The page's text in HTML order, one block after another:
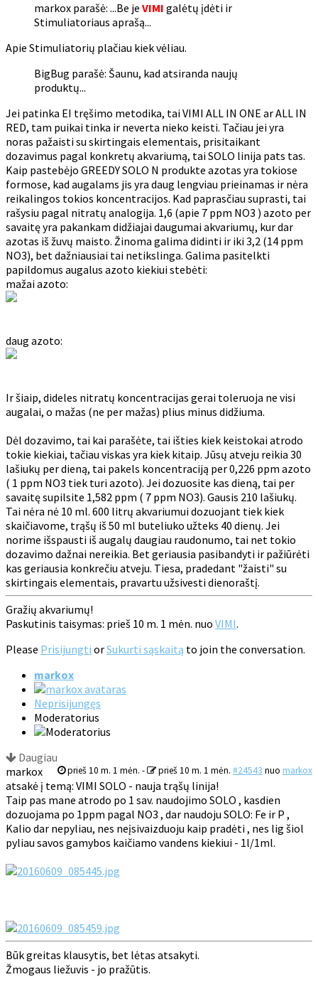
markox parašė: ...Be je VIMI galėtų įdėti ir
Stimuliatoriaus aprašą...
Apie Stimuliatorių plačiau kiek vėliau.
BigBug parašė: Šaunu, kad atsiranda naujų
produktų...
Jei patinka EI tręšimo metodika, tai VIMI ALL IN ONE ar ALL IN
RED, tam puikai tinka ir neverta nieko keisti. Tačiau jei yra
noras pažaisti su skirtingais elementais, prisitaikant
dozavimus pagal konkretų akvariumą, tai SOLO linija pats tas.
Kaip pastebėjo GREEDY SOLO N produkte azotas yra tokiose
formose, kad augalams jis yra daug lengviau prieinamas ir nėra
reikalingos tokios koncentracijos. Kad paprasčiau suprasti, tai
rašysiu pagal nitratų analogija. 1,6 (apie 7 ppm NO3 ) azoto per
savaitę yra pakankam didžiajai daugumai akvariumų, kur dar
azotas iš žuvų maisto. Žinoma galima didinti ir iki 3,2 (14 ppm
NO3), bet dažniausiai tai netikslinga. Galima pasitelkti
papildomus augalus azoto kiekiui stebėti:
mažai azoto:
daug azoto:
Ir šiaip, dideles nitratų koncentracijas gerai toleruoja ne visi
augalai, o mažas (ne per mažas) plius minus didžiuma.
Dėl dozavimo, tai kai parašėte, tai išties kiek keistokai atrodo
tokie kiekiai, tačiau viskas yra kiek kitaip. Jūsų atveju reikia 30
lašiukų per dieną, tai pakels koncentraciją per 0,226 ppm azoto
( 1 ppm NO3 tiek turi azoto). Jei dozuosite kas dieną, tai per
savaitę supilsite 1,582 ppm ( 7 ppm NO3). Gausis 210 lašiukų.
Tai nėra nė 10 ml. 600 litrų akvariumui dozuojant tiek kiek
skaičiavome, trąšų iš 50 ml buteliuko užteks 40 dienų. Jei
norime išspausti iš augalų daugiau raudonumo, tai net tokio
dozavimo dažnai nereikia. Bet geriausia pasibandyti ir pažiūrėti
kas geriausia konkrečiu atveju. Tiesa, pradedant "žaisti" su
skirtingais elementais, pravartu užsivesti dienoraštį.
Gražių akvariumų!
Paskutinis taisymas: prieš 10 m. 1 mėn. nuo VIMI.
Please Prisijungti orSukurti sąskaitą to join the conversation.
markox
Neprisijungęs
Moderatorius
Daugiau
prieš 10 m. 1 mėn. - prieš 10 m. 1 mėn. #24543 nuo markox
markox
atsakė į temą: VIMI SOLO - nauja trąšų linija!
Taip pas mane atrodo po 1 sav. naudojimo SOLO , kasdien
dozuojama po 1ppm pagal NO3 , dar naudoju SOLO: Fe ir P ,
Kalio dar nepyliau, nes neįsivaizduoju kaip pradėti , nes lig šiol
pyliau savos gamybos kaičiamo vandens kiekiui - 1l/1ml.
Būk greitas klausytis, bet lėtas atsakyti.
Žmogaus liežuvis - jo pražūtis.